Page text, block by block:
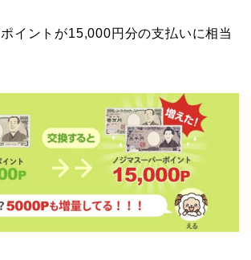
イントが15,000円分の支払いに相当